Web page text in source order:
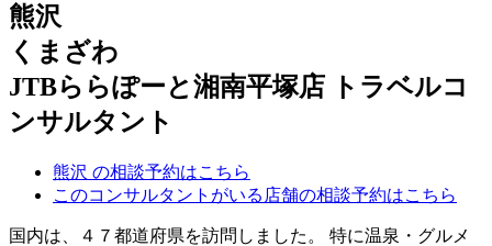
熊沢
くまざわ
JTBららぽーと湘南平塚店 トラベルコ
ンサルタント
熊沢 の相談予約はこちら
このコンサルタントがいる店舗の相談予約はこちら
国内は、４７都道府県を訪問しました。 特に温泉・グルメ